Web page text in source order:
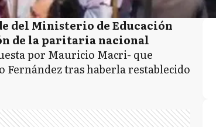
del Ministerio de Educación
de la paritaria nacional
por Mauricio Macri- que
Fernández tras haberla restablecido